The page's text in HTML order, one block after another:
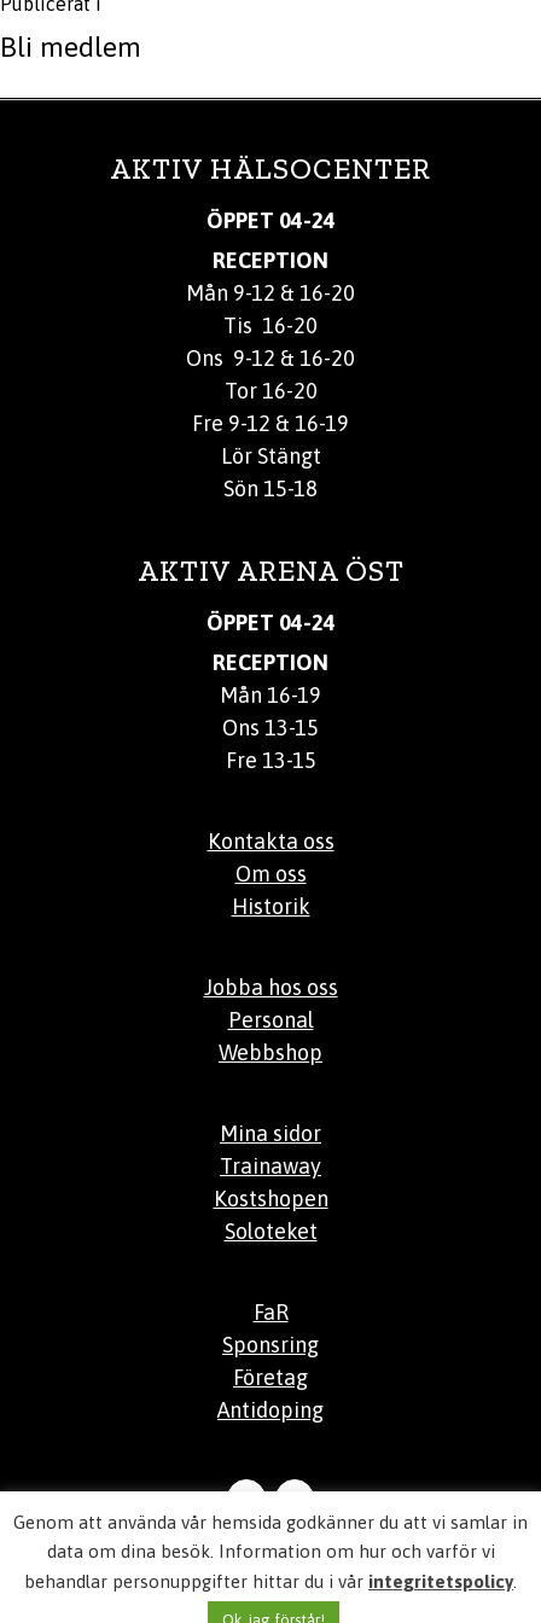
Bli medlem
AKTIV HÄLSOCENTER
ÖPPET 04-24
RECEPTION
Mån 9-12 & 16-20
Tis 16-20
Ons 9-12 & 16-20
Tor 16-20
Fre 9-12 & 16-19
Lör Stängt
Sön 15-18
AKTIV ARENA ÖST
ÖPPET 04-24
RECEPTION
Mån 16-19
Ons 13-15
Fre 13-15
Kontakta oss
Om oss
Historik
Jobba hos oss
Personal
Webbshop
Mina sidor
Trainaway
Kostshopen
Soloteket
FaR
Sponsring
Företag
Antidoping
© 2026 Aktiv Hälsocenter
Integritetspolicy
Genom att använda vår hemsida godkänner du att vi samlar in
data om dina besök. Information om hur och varför vi
behandlar personuppgifter hittar du i vår integritetspolicy